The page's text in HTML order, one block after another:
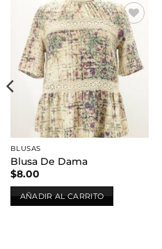
Añadir
a la
lista de
deseos
BLUSAS
Blusa De Dama
$8.00
AÑADIR AL CARRITO